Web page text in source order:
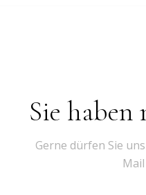
Sie haben
Gerne dürfen Sie